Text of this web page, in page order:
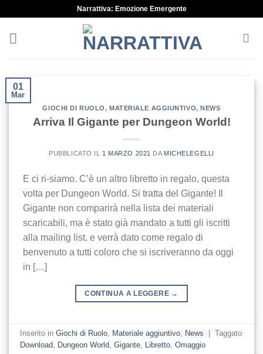
content
Narrattiva: Emozione Emergente
01
Mar
GIOCHI DI RUOLO, MATERIALE AGGIUNTIVO,NEWS
Arriva Il Gigante per Dungeon World!
PUBBLICATO IL 1 MARZO 2021 DA MICHELEGELLI
E ci ri-siamo. C’è un altro libretto in regalo, questa
volta per Dungeon World. Si tratta del Gigante! Il
Gigante non comparirà nella lista dei materiali
scaricabili, ma è stato già mandato a tutti gli iscritti
alla mailing list, e verrà dato come regalo di
benvenuto a tutti coloro che si iscriveranno da oggi
in […]
CONTINUA A LEGGERE →
Inserito inGiochi di Ruolo Materiale aggiuntivo News
Taggato
Download
Dungeon World ,Gigante Libretto ,Omaggio